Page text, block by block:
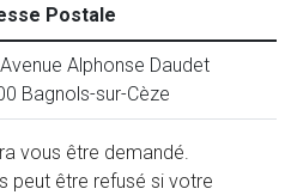
Postale
Alphonse Daudet
Bagnols-sur-Cèze
vous être demandé.
peut être refusé si votre